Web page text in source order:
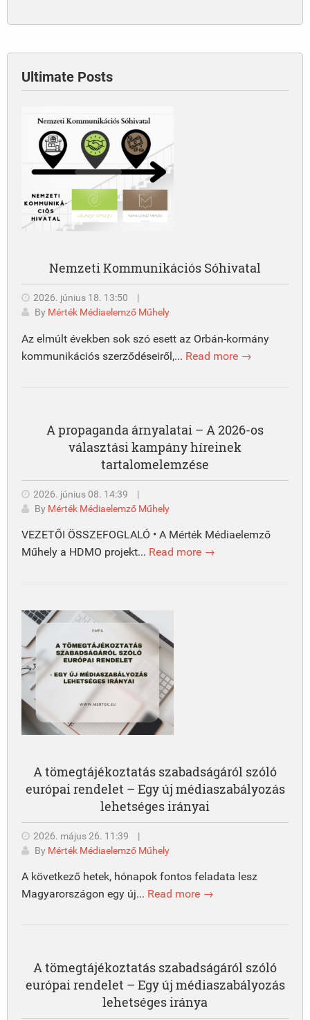
Ultimate Posts
Nemzeti Kommunikációs Sóhivatal
2026. június 18. 13:50
|
By Mérték Médiaelemző Műhely
Az elmúlt években sok szó esett az Orbán-kormány
kommunikációs szerződéseiről,... Read more →
A propaganda árnyalatai – A 2026-os
választási kampány híreinek
tartalomelemzése
2026. június 08. 14:39
|
By Mérték Médiaelemző Műhely
VEZETŐI ÖSSZEFOGLALÓ • A Mérték Médiaelemző
Műhely a HDMO projekt... Read more →
A tömegtájékoztatás szabadságáról szóló
európai rendelet – Egy új médiaszabályozás
lehetséges irányai
2026. május 26. 11:39
|
By Mérték Médiaelemző Műhely
A következő hetek, hónapok fontos feladata lesz
Magyarországon egy új... Read more →
A tömegtájékoztatás szabadságáról szóló
európai rendelet – Egy új médiaszabályozás
lehetséges iránya